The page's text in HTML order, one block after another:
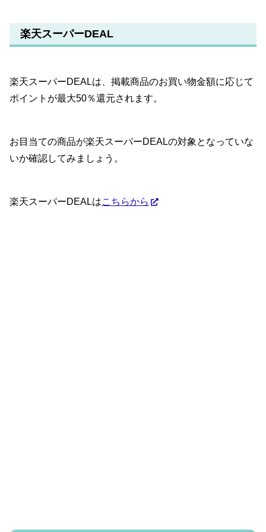
楽天スーパーDEAL
楽天スーパーDEALは、掲載商品のお買い物金額に応じて
ポイントが最大50％還元されます。
お目当ての商品が楽天スーパーDEALの対象となっていな
いか確認してみましょう。
楽天スーパーDEALはこちらから